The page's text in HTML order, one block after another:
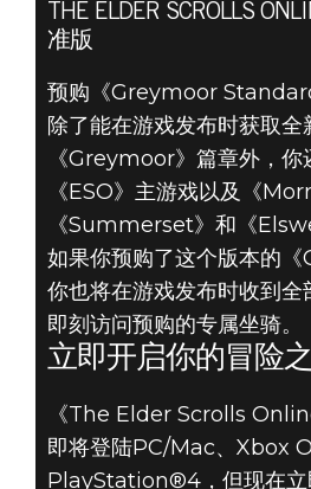
THE ELDER SCROLLS
准版
预购《Greymoor
除了能在游戏发布时获取全
《Greymoor》篇章外，你
《ESO》主游戏以及《
《Summerset》和《
如果你预购了这个版本的
你也将在游戏发布时收到全
即刻访问预购的专属坐骑。
立即开启你的冒险
《The Elder Scrolls
即将登陆PC/Mac、Xbox
PlayStation®4，但现在立